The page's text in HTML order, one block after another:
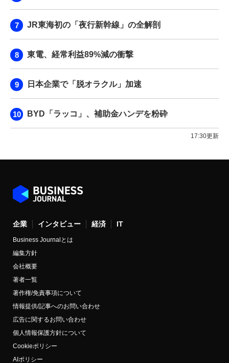
JR東海初の「夜行新幹線」の全解剖
東電、経常利益89%減の衝撃
日本企業で「脱オラクル」加速
BYD「ラッコ」、補助金ハンデを粉砕
17:30更新
企業 インタビュー 経済 IT
Business Journalとは
編集方針
会社概要
著者一覧
著作権/免責事項について
情報提供/記事へのお問い合わせ
広告に関するお問い合わせ
個人情報保護方針について
Cookieポリシー
AIポリシー